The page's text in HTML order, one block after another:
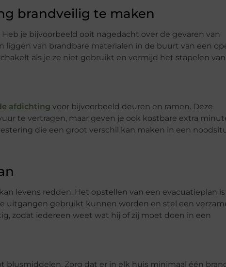
brandveilig te maken
je bijvoorbeeld ooit nagedacht over de gevaren van
liggen van brandbare materialen in de buurt van een
als je ze niet gebruikt en vermijd het stapelen van
afdichting voor bijvoorbeeld deuren en ramen. Deze
te vertragen, maar geven je ook kostbare extra
die een groot verschil kan maken in een
levens redden. Het opstellen van een evacuatieplan is
uitgangen gebruikt kunnen worden en stel een
zodat iedereen weet wat hij of zij moet doen in een
blusmiddelen. Zorg dat er in elk huis minimaal één